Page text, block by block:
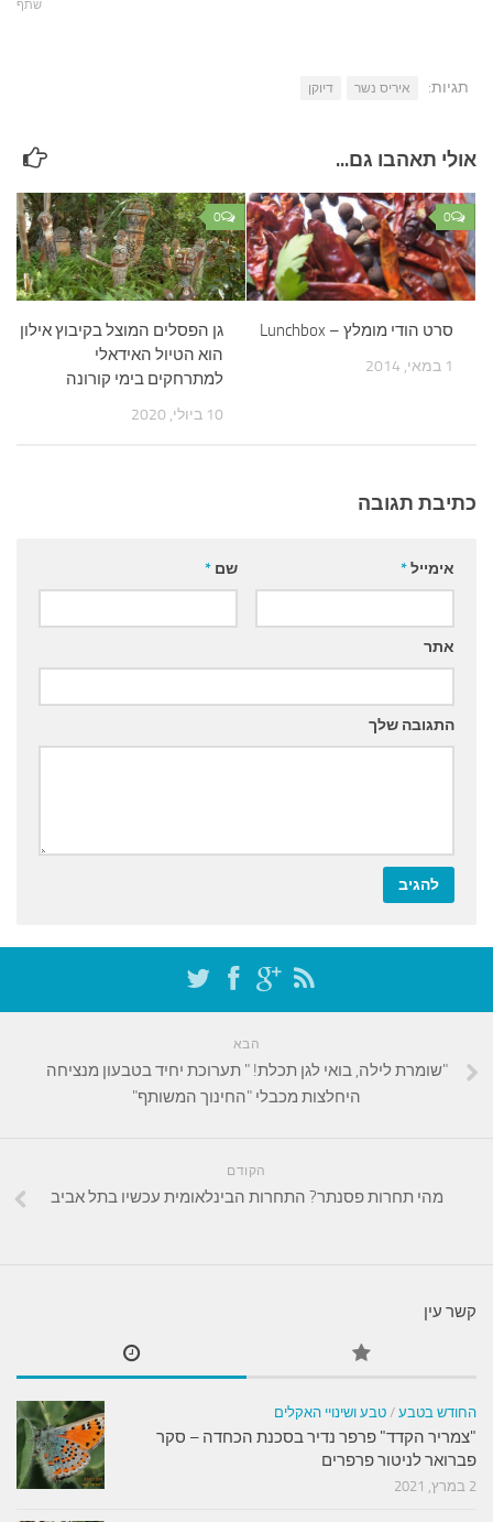
שתף
תגיות: איריס נשר דיוקן
אולי תאהבו גם...
0
גן הפסלים המוצל בקיבוץ אילון
הוא הטיול האידאלי
למתרחקים בימי קורונה
10 ביולי, 2020
0
סרט הודי מומלץ – Lunchbox
1 במאי, 2014
כתיבת תגובה
שם * אימייל*
אתר
התגובה שלך
הבא
"שומרת לילה, בואי לגן תכלת! " תערוכת יחיד בטבעון מנציחה
היחלצות מכבלי "החינוך המשותף"
הקודם
מהי תחרות פסנתר? התחרות הבינלאומית עכשיו בתל אביב
קשר עין
החודש בטבע / טבע ושינויי האקלים
"צמריר הקדד" פרפר נדיר בסכנת הכחדה – סקר
פברואר לניטור פרפרים
2 במרץ, 2021